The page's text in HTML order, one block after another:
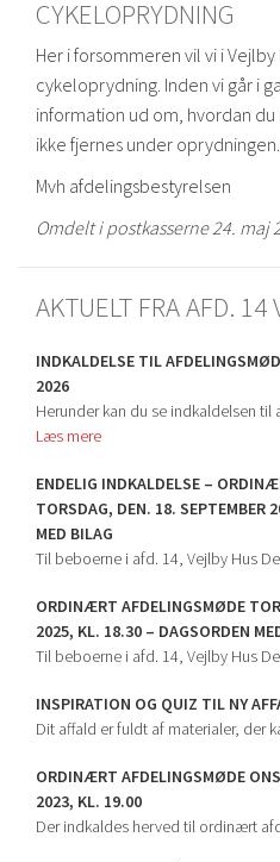
CYKELOPRYDNING
Her i forsommeren vil vi i
cykeloprydning. Inden vi går i
information ud om, hvordan
ikke fjernes under oprydningen.
Mvh afdelingsbestyrelsen
Omdelt i postkasserne 24. maj
AKTUELT FRA AFD. 14
INDKALDELSE TIL
2026
Herunder kan du se indkaldelsen
Læs mere
ENDELIG INDKALDELSE –
TORSDAG, DEN. 18. SEPTEMBER
MED BILAG
Til beboerne i afd. 14, Vejlby Hus
ORDINÆRT AFDELINGSMØDE
2025, KL. 18.30 – DAGSORDEN
Til beboerne i afd. 14, Vejlby Hus
INSPIRATION OG QUIZ TIL NY
Dit affald er fuldt af materialer, der
ORDINÆRT AFDELINGSMØDE
2023, KL. 19.00
Der indkaldes herved til ordinært